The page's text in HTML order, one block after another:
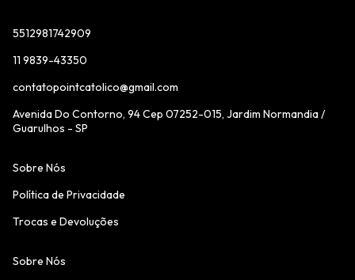
5512981742909
11 9839-43350
contatopointcatolico@gmail.com
Avenida Do Contorno, 94 Cep 07252-015, Jardim Normandia /
Guarulhos - SP
Sobre Nós
Política de Privacidade
Trocas e Devoluções
Sobre Nós